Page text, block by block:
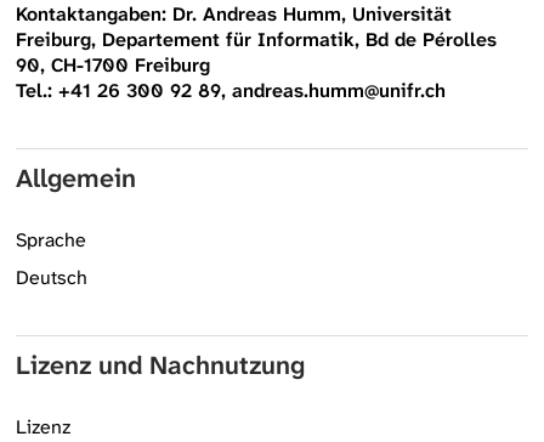
Kontaktangaben: Dr. Andreas Humm, Universität
Freiburg, Departement für Informatik, Bd de Pérolles
90, CH-1700 Freiburg
Tel.: +41 26 300 92 89, andreas.humm@unifr.ch
Allgemein
Sprache
Deutsch
Lizenz und Nachnutzung
Lizenz